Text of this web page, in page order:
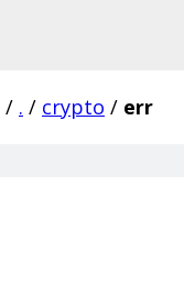
/ . / crypto / err